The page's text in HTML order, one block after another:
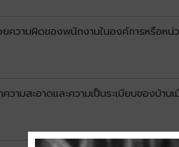
วามผิดของพนักงานในองค์การหรือหน่
ามสะอาดและความเป็นระเบียบของบ้า